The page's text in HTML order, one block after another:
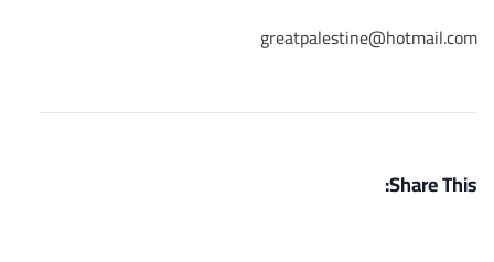
greatpalestine@hotmail.com
Share This: